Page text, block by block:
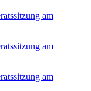
am
am
am